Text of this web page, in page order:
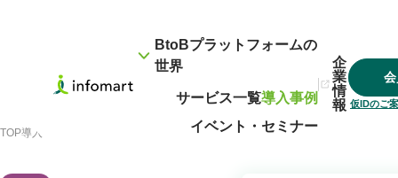
BtoBプラットフォームの
世界
サービス一覧導入事例
イベント・セミナー
企
業
情
報 仮IDのご
TOP導入事例 全国1,600の加盟店と結ぶ契約書も、電子化でスピーディに対応。